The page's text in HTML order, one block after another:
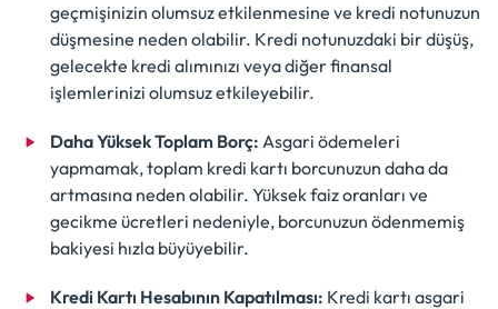
geçmişinizin olumsuz etkilenmesine ve kredi notunuzun
düşmesine neden olabilir. Kredi notunuzdaki bir düşüş,
gelecekte kredi alımınızı veya diğer finansal
işlemlerinizi olumsuz etkileyebilir.
Daha Yüksek Toplam Borç: Asgari ödemeleri
yapmamak, toplam kredi kartı borcunuzun daha da
artmasına neden olabilir. Yüksek faiz oranları ve
gecikme ücretleri nedeniyle, borcunuzun ödenmemiş
bakiyesi hızla büyüyebilir.
Kredi Kartı Hesabının Kapatılması: Kredi kartı asgari